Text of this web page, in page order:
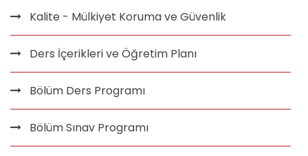
Kalite - Mülkiyet Koruma ve Güvenlik
Ders İçerikleri ve Öğretim Planı
Bölüm Ders Programı
Bölüm Sınav Programı